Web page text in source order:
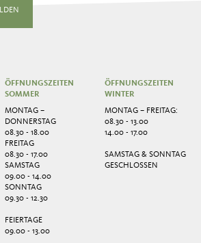
ÖFFNUNGSZEITEN
SOMMER
MONTAG –
DONNERSTAG
08.30 - 18.00
FREITAG
08.30 - 17.00
SAMSTAG
09.00 - 14.00
SONNTAG
09.30 - 12.30
FEIERTAGE
09.00 - 13.00
ÖFFNUNGSZEITEN
WINTER
MONTAG – FREITAG:
08.30 - 13.00
14.00 - 17.00
SAMSTAG & SONNTAG
GESCHLOSSEN